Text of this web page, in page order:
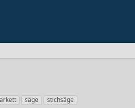
säge stichsäge